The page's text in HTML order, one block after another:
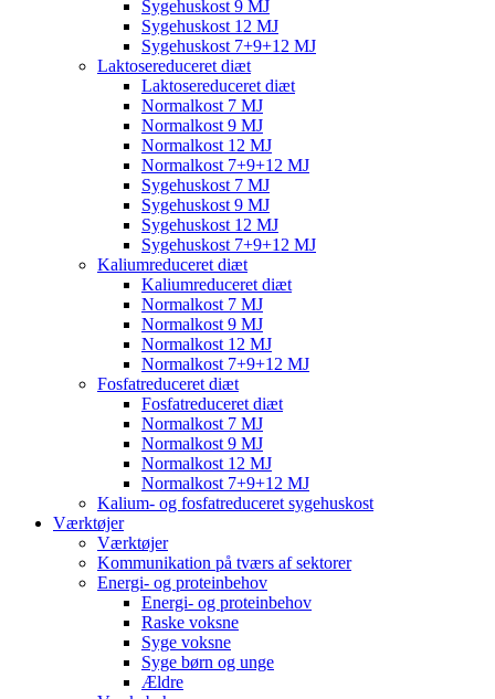
Sygehuskost 9 MJ
Sygehuskost 12 MJ
Sygehuskost 7+9+12 MJ
Laktosereduceret diæt
Laktosereduceret diæt
Normalkost 7 MJ
Normalkost 9 MJ
Normalkost 12 MJ
Normalkost 7+9+12 MJ
Sygehuskost 7 MJ
Sygehuskost 9 MJ
Sygehuskost 12 MJ
Sygehuskost 7+9+12 MJ
Kaliumreduceret diæt
Kaliumreduceret diæt
Normalkost 7 MJ
Normalkost 9 MJ
Normalkost 12 MJ
Normalkost 7+9+12 MJ
Fosfatreduceret diæt
Fosfatreduceret diæt
Normalkost 7 MJ
Normalkost 9 MJ
Normalkost 12 MJ
Normalkost 7+9+12 MJ
Kalium- og fosfatreduceret sygehuskost
Værktøjer
Værktøjer
Kommunikation på tværs af sektorer
Energi- og proteinbehov
Energi- og proteinbehov
Raske voksne
Syge voksne
Syge børn og unge
Ældre